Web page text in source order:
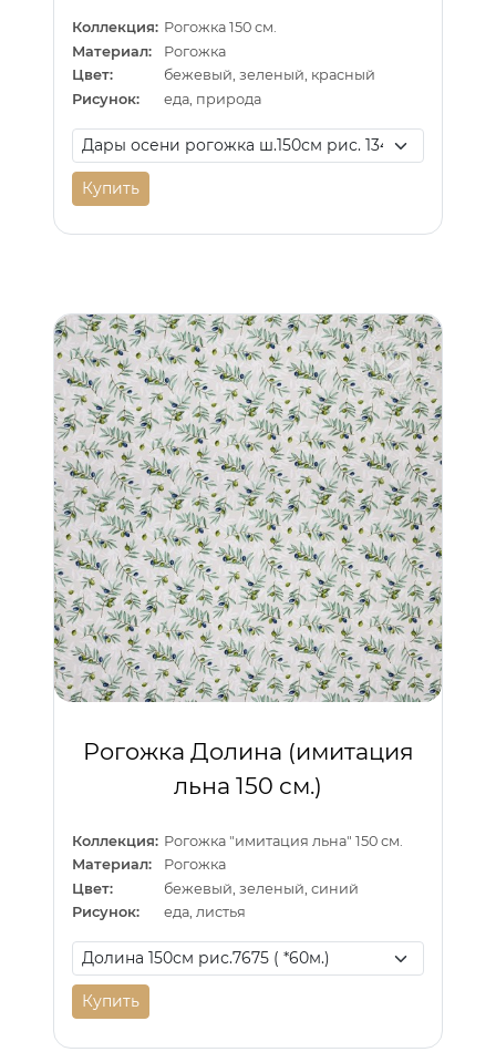
Коллекция: Рогожка 150 см.
Материал:
Рогожка
Цвет:
бежевый, зеленый, красный
Рисунок:
еда, природа
Купить
Рогожка Долина (имитация
льна 150 см.)
Коллекция: Рогожка "имитация льна" 150 см.
Материал:
Рогожка
Цвет:
бежевый, зеленый, синий
Рисунок:
еда, листья
Купить